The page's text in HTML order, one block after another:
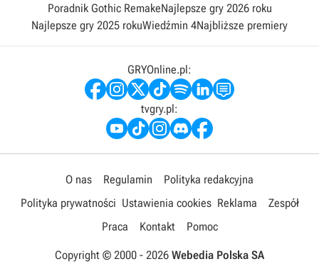
Poradnik Gothic RemakeNajlepsze gry 2026 roku
Najlepsze gry 2025 rokuWiedźmin 4Najbliższe premiery
GRYOnline.pl:
tvgry.pl:
O nas Regulamin
Polityka redakcyjna
Polityka prywatności Ustawienia cookies Reklama
Zespół
Praca
Kontakt Pomoc
Copyright © 2000 - 2026 Webedia Polska SA